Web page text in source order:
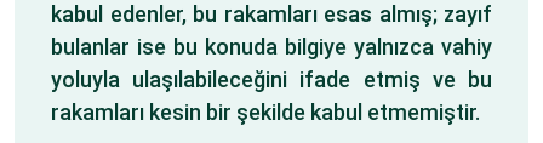
kabul edenler, bu rakamları esas almış; zayıf
bulanlar ise bu konuda bilgiye yalnızca vahiy
yoluyla ulaşılabileceğini ifade etmiş ve bu
rakamları kesin bir şekilde kabul etmemiştir.